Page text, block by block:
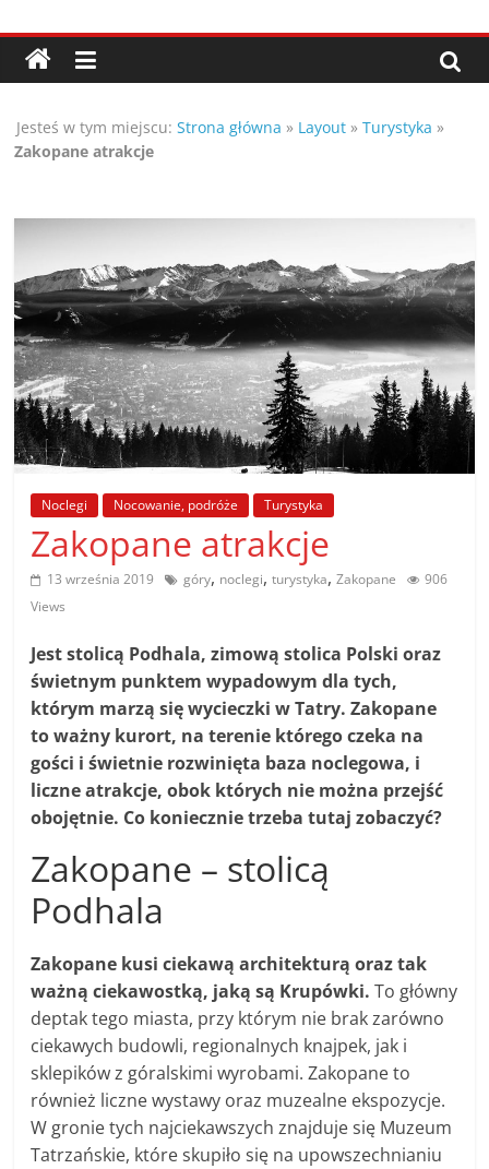
do
treści
Porady,
wskazówki
oraz
ciekawe
rady
–
poznaj
te
poradniki.
Porady
praktyczne
porady
wskazówki
poradniki
na
każdy
temat
Jesteś w tym miejscu: Strona główna » Layout »Turystyka »
Zakopane atrakcje
Noclegi Nocowanie, podróże Turystyka
Zakopane atrakcje
13 września 2019 góry, noclegi,turystyka,Zakopane
906
Views
Jest stolicą Podhala, zimową stolica Polski oraz
świetnym punktem wypadowym dla tych,
którym marzą się wycieczki w Tatry. Zakopane
to ważny kurort, na terenie którego czeka na
gości i świetnie rozwinięta baza noclegowa, i
liczne atrakcje, obok których nie można przejść
obojętnie. Co koniecznie trzeba tutaj zobaczyć?
Zakopane – stolicą
Podhala
Zakopane kusi ciekawą architekturą oraz tak
ważną ciekawostką, jaką są Krupówki. To główny
deptak tego miasta, przy którym nie brak zarówno
ciekawych budowli, regionalnych knajpek, jak i
sklepików z góralskimi wyrobami. Zakopane to
również liczne wystawy oraz muzealne ekspozycje.
W gronie tych najciekawszych znajduje się Muzeum
Tatrzańskie, które skupiło się na upowszechnianiu